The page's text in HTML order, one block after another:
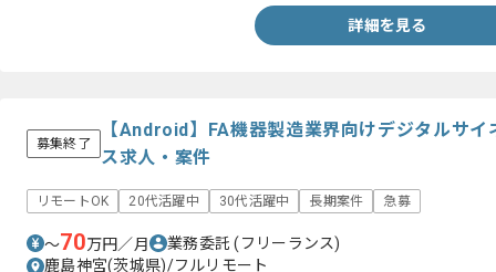
詳細を見る
募集終了
【Android】FA機器製造業界向けデジタルサイ
ス求人・案件
リモートOK 20代活躍中 30代活躍中 長期案件 急募
〜70万円／月 業務委託(フリーランス)
鹿島神宮(茨城県)/フルリモート